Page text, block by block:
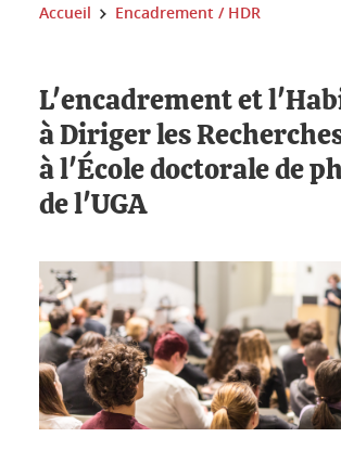
Vous êtes ici :
Accueil Encadrement / HDR
L'encadrement et
à Diriger les
à l'École doctorale de
de l'UGA